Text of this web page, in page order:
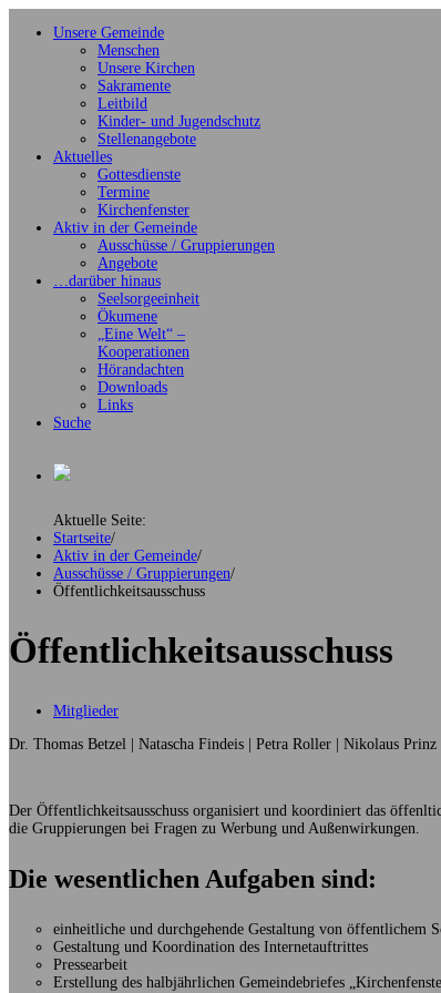
Unsere Gemeinde
Menschen
Unsere Kirchen
Sakramente
Leitbild
Kinder- und Jugendschutz
Stellenangebote
Aktuelles
Gottesdienste
Termine
Kirchenfenster
Aktiv in der Gemeinde
Ausschüsse / Gruppierungen
Angebote
…darüber hinaus
Seelsorgeeinheit
Ökumene
„Eine Welt“ –
Kooperationen
Hörandachten
Downloads
Links
Suche
Aktuelle Seite:
Startseite/
Aktiv in der Gemeinde/
Ausschüsse / Gruppierungen/
Öffentlichkeitsausschuss
Öffentlichkeitsausschuss
Mitglieder
Dr. Thomas Betzel | Natascha Findeis | Petra Roller | Nikolaus
Der Öffentlichkeitsausschuss organisiert und koordiniert das
die Gruppierungen bei Fragen zu Werbung und Außenwirkungen.
Die wesentlichen Aufgaben sind:
einheitliche und durchgehende Gestaltung von öffentlichem
Gestaltung und Koordination des Internetauftrittes
Pressearbeit
Erstellung des halbjährlichen Gemeindebriefes